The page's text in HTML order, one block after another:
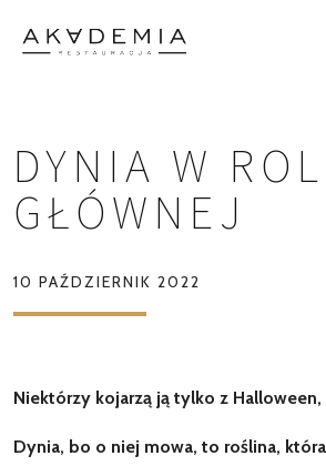
DYNIA W
GŁÓWNEJ
10 PAŹDZIERNIK 2022
Niektórzy kojarzą ją tylko z Halloween,
Dynia, bo o niej mowa, to roślina,